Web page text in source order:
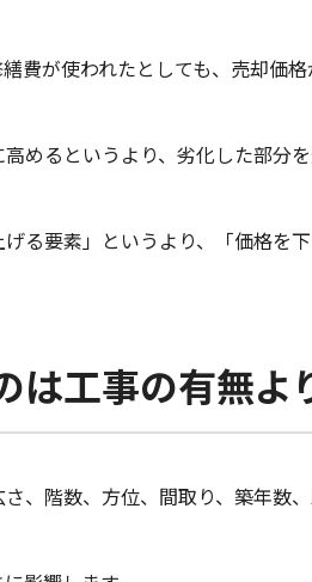
費が使われたとしても、売却価
めるというより、劣化した部分
る要素」というより、「価格を
は工事の有無よ
、階数、方位、間取り、築年数